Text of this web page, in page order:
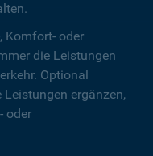
Komfort- oder
die Leistungen
Optional
ergänzen,
oder